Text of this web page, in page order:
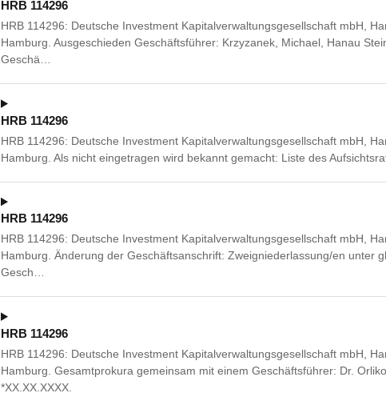
HRB 114296
HRB 114296: Deutsche Investment Kapitalverwaltungsgesellschaft mbH,
Hamburg. Ausgeschieden Geschäftsführer: Krzyzanek, Michael, Hanau
Geschä…
HRB 114296
HRB 114296: Deutsche Investment Kapitalverwaltungsgesellschaft mbH,
Hamburg. Als nicht eingetragen wird bekannt gemacht: Liste des
HRB 114296
HRB 114296: Deutsche Investment Kapitalverwaltungsgesellschaft mbH,
Hamburg. Änderung der Geschäftsanschrift: Zweigniederlassung/en unter
Gesch…
HRB 114296
HRB 114296: Deutsche Investment Kapitalverwaltungsgesellschaft mbH,
Hamburg. Gesamtprokura gemeinsam mit einem Geschäftsführer: Dr.
*XX.XX.XXXX.